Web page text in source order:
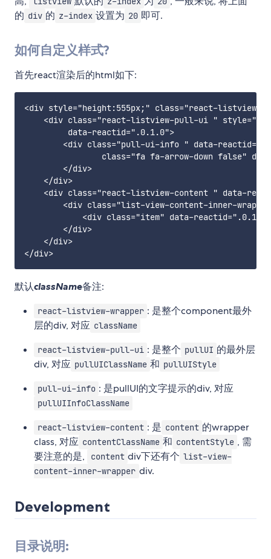
的 div 的 z-index 设置为 20 即可.
如何自定义样式?
首先react渲染后的html如下:
<div style="height:555px;" class="react-listview-
<div class="react-listview-pull-ui "
         data-reactid=".0.1.0">
<div class="pull-ui-info " data-
class="fa fa-arrow-down false"
        </div>
    </div>
<div class="react-listview-content " data-
<div class="list-view-content-inner-
<div class="item" data-
        </div>
    </div>
默认className备注:
react-listview-wrapper : 是整个component最外
层的div, 对应 className
react-listview-pull-ui : 是整个 pullUI 的最外层
div, 对应 pullUIClassName 和 pullUIStyle
pull-ui-info : 是pullUI的文字提示的div, 对应
pullUIInfoClassName
react-listview-content : 是 content 的wrapper
class, 对应 contentClassName 和 contentStyle , 需
要注意的是,
content div下还有个 list-view-
content-inner-wrapper div.
Development
目录说明: